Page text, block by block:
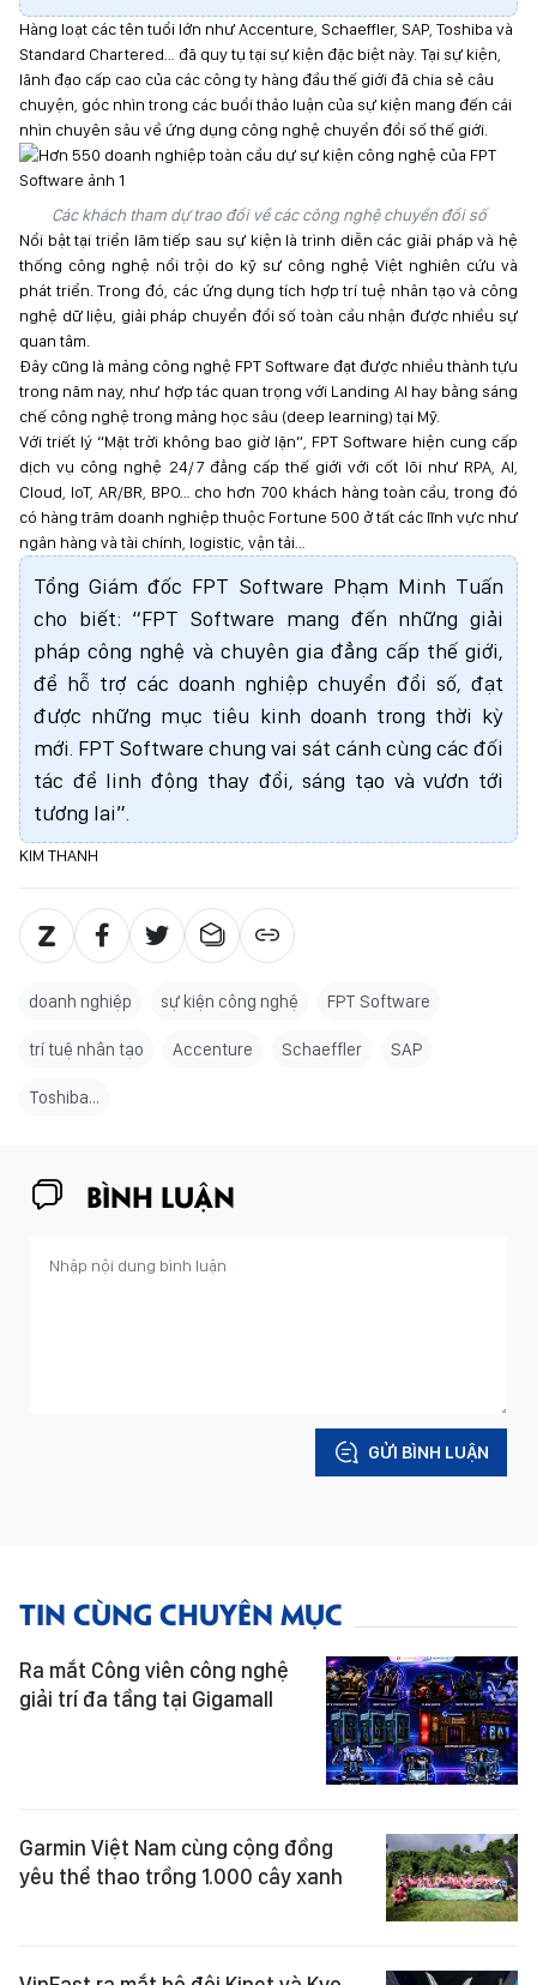
Hàng loạt các tên tuổi lớn như Accenture, Schaeffler, SAP, Toshiba và
Standard Chartered… đã quy tụ tại sự kiện đặc biệt này. Tại sự kiện,
lãnh đạo cấp cao của các công ty hàng đầu thế giới đã chia sẻ câu
chuyện, góc nhìn trong các buổi thảo luận của sự kiện mang đến cái
nhìn chuyên sâu về ứng dụng công nghệ chuyển đổi số thế giới.
Các khách tham dự trao đổi về các công nghệ chuyển đổi số
Nổi bật tại triển lãm tiếp sau sự kiện là trình diễn các giải pháp và hệ
thống công nghệ nổi trội do kỹ sư công nghệ Việt nghiên cứu và
phát triển. Trong đó, các ứng dụng tích hợp trí tuệ nhân tạo và công
nghệ dữ liệu, giải pháp chuyển đổi số toàn cầu nhận được nhiều sự
quan tâm.
Đây cũng là mảng công nghệ FPT Software đạt được nhiều thành tựu
trong năm nay, như hợp tác quan trọng với Landing AI hay bằng sáng
chế công nghệ trong mảng học sâu (deep learning) tại Mỹ.
Với triết lý “Mặt trời không bao giờ lặn”, FPT Software hiện cung cấp
dịch vụ công nghệ 24/7 đẳng cấp thế giới với cốt lõi như RPA, AI,
Cloud, IoT, AR/BR, BPO… cho hơn 700 khách hàng toàn cầu, trong đó
có hàng trăm doanh nghiệp thuộc Fortune 500 ở tất các lĩnh vực như
ngân hàng và tài chính, logistic, vận tải…
Tổng Giám đốc FPT Software Phạm Minh Tuấn
cho biết: “FPT Software mang đến những giải
pháp công nghệ và chuyên gia đẳng cấp thế giới,
để hỗ trợ các doanh nghiệp chuyển đổi số, đạt
được những mục tiêu kinh doanh trong thời kỳ
mới. FPT Software chung vai sát cánh cùng các đối
tác để linh động thay đổi, sáng tạo và vươn tới
tương lai”.
KIM THANH
doanh nghiệp sự kiện công nghệ FPT Software
trí tuệ nhân tạo Accenture Schaeffler SAP
Toshiba…
BÌNH LUẬN
GỬI BÌNH LUẬN
TIN CÙNG CHUYÊN MỤC
Ra mắt Công viên công nghệ
giải trí đa tầng tại Gigamall
Garmin Việt Nam cùng cộng đồng
yêu thể thao trồng 1.000 cây xanh